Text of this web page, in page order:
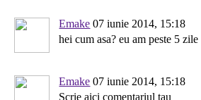
Emake 07 iunie 2014, 15:18
hei cum asa? eu am peste 5
Emake 07 iunie 2014, 15:18
Scrie aici comentariul tau